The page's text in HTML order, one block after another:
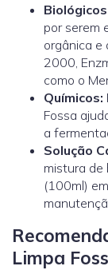
por serem
orgânica e
2000,
como o
Químicos:
Fossa
a
Solução
mistura de
(100ml)
Limpa